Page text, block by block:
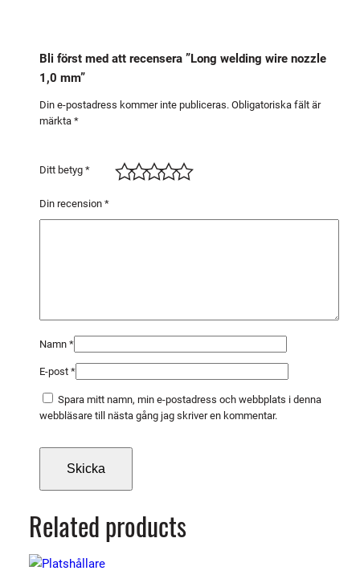
Bli först med att recensera ”Long welding wire nozzle
1,0 mm”
Din e-postadress kommer inte publiceras. Obligatoriska fält är
märkta *
Ditt betyg *
Din recension *
Namn *
E-post *
Spara mitt namn, min e-postadress och webbplats i denna
webbläsare till nästa gång jag skriver en kommentar.
Related products